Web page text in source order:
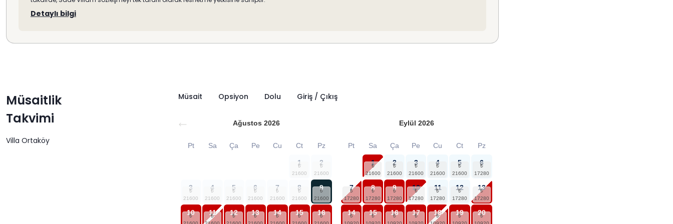
Havuz Terasına Çıkış
Barbekü (Mangal)
Detaylı bilgi
Müsaitlik
Takvimi
Villa Ortaköy
Müsait Opsiyon Dolu Giriş / Çıkış
Ağustos 2026
Pt Sa Ça Pe Cu Ct Pz
1 2
3 4 5 6 7 8 9
10 11 12 13 14 15 16
Eylül 2026
Pt Sa Ça Pe Cu Ct Pz
1 2 3 4 5 6
7 8 9 10 11 12 13
14 15 16 17 18 19 20